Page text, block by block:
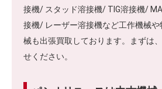
接機/ スタッド溶接機/ TIG溶接機/
接機/ レーザー溶接機など工作機械
械も出張買取しております。まずは
せください。